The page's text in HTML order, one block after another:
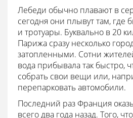
Лебеди обычно плавают в
сегодня они плывут там, где
и тротуары. Буквально в 20
Парижа сразу несколько
затопленными. Сотни
вода прибывала так быстро,
собрать свои вещи или,
перепарковать автомобили.
Последний раз Франция
всего два года назад. Того,